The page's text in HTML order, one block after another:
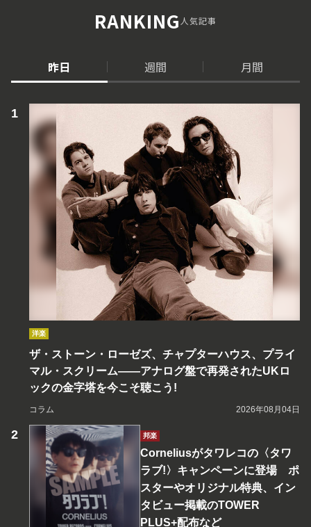
RANKING人気記事
昨日 週間 月間
洋楽
ザ・ストーン・ローゼズ、チャプターハウス、プライ
マル・スクリーム――アナログ盤で再発されたUKロ
ックの金字塔を今こそ聴こう!
コラム 2026年08月04日
邦楽
Corneliusがタワレコの〈タワ
ラブ!〉キャンペーンに登場 ポ
スターやオリジナル特典、イン
タビュー掲載のTOWER
PLUS+配布など